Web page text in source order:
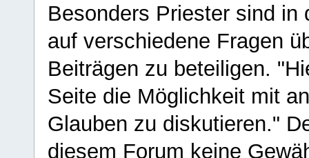
Besonders Priester sind in
auf verschiedene Fragen
Beiträgen zu beteiligen.
Seite die Möglichkeit mit
Glauben zu diskutieren."
diesem Forum keine